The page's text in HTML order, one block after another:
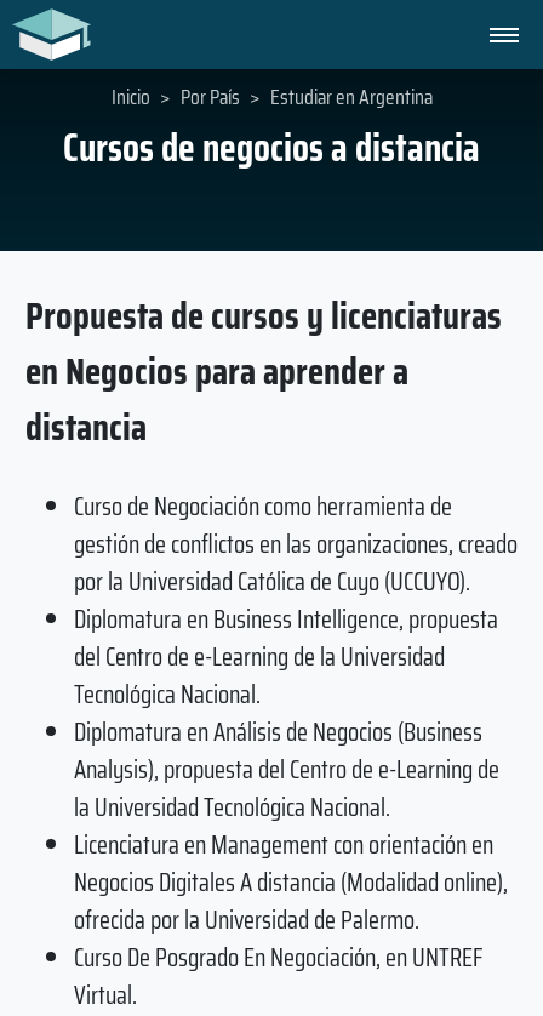
Cursos de negocios a distancia
Inicio > Por País > Estudiar en Argentina
Propuesta de cursos y licenciaturas
en Negocios para aprender a
distancia
Curso de Negociación como herramienta de
gestión de conflictos en las organizaciones, creado
por la Universidad Católica de Cuyo (UCCUYO).
Diplomatura en Business Intelligence, propuesta
del Centro de e-Learning de la Universidad
Tecnológica Nacional.
Diplomatura en Análisis de Negocios (Business
Analysis), propuesta del Centro de e-Learning de
la Universidad Tecnológica Nacional.
Licenciatura en Management con orientación en
Negocios Digitales A distancia (Modalidad online),
ofrecida por la Universidad de Palermo.
Curso De Posgrado En Negociación, en UNTREF
Virtual.